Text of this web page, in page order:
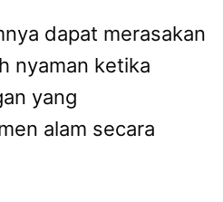
dapat merasakan
nyaman ketika
yang
alam secara